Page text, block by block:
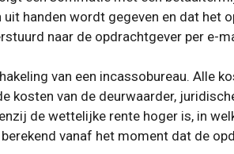
handen wordt gegeven en dat het
naar de opdrachtgever per e-
van een incassobureau. Alle
kosten van de deurwaarder,
de wettelijke rente hoger is, in
vanaf het moment dat de